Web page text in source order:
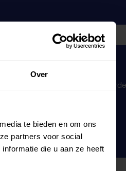
Over
te bieden en om ons
partners voor social
die u aan ze heeft
Om deze sportruimte te
Inloggen